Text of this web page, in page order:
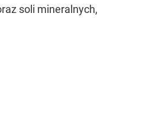
soli mineralnych,